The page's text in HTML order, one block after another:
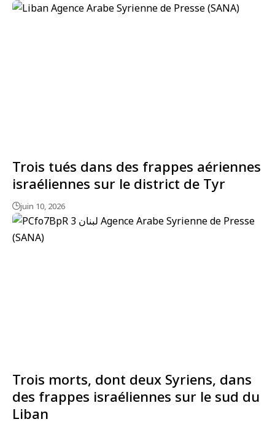
Trois tués dans des frappes aériennes
israéliennes sur le district de Tyr
juin 10, 2026
Trois morts, dont deux Syriens, dans
des frappes israéliennes sur le sud du
Liban